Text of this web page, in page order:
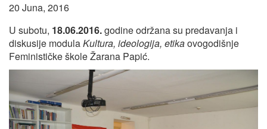
20 Juna, 2016
U subotu, 18.06.2016.godine održana su predavanja i
diskusije modulaKultura, ideologija, etikaovogodišnje
Feminističke škole Žarana Papić.